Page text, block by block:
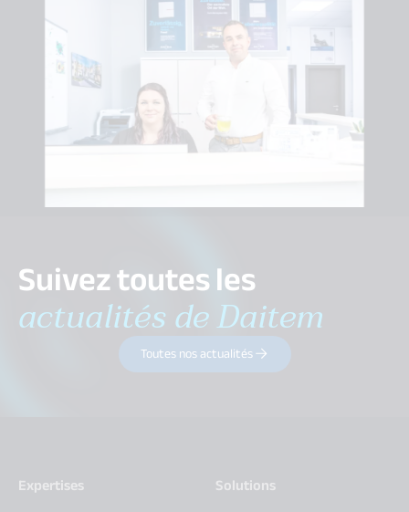
Suivez toutes les
actualités de Daitem
Toutes nos actualités
Expertises
Solutions